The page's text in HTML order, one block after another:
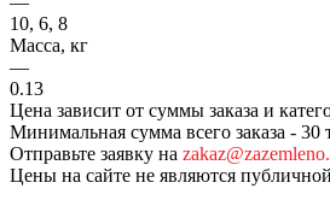
10, 6, 8
Масса, кг
—
0.13
Цена зависит от суммы заказа и
Минимальная сумма всего заказа - 30
Отправьте заявку на
Цены на сайте не являются